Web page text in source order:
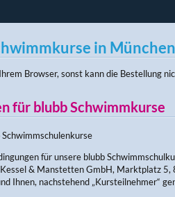
in München
Browser, sonst kann die Bestellung
für blubb Schwimmkurse
für unsere blubb
& Manstetten GmbH, Marktplatz
Ihnen, nachstehend „Kursteilnehmer“